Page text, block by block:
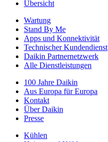
Übersicht
Wartung
Stand By Me
Apps und Konnektivität
Technischer Kundendienst
Daikin Partnernetzwerk
Alle Dienstleistungen
100 Jahre Daikin
Aus Europa für Europa
Kontakt
Über Daikin
Presse
Kühlen